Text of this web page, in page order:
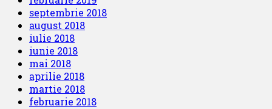
septembrie 2018
august 2018
iulie 2018
iunie 2018
mai 2018
aprilie 2018
martie 2018
februarie 2018